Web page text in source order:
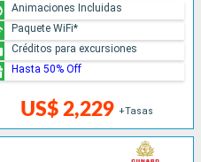
US$ 2,229 +Tasas
Animaciones Incluidas
Paquete WiFi*
Créditos para excursiones
Hasta 50% Off